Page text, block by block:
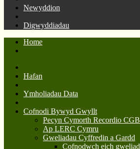
Newyddion
Digwyddiadau
Home
Hafan
Ymholiadau Data
Cofnodi Bywyd Gwyllt
Pecyn Cymorth Recordio
Ap LERC Cymru
Gweliadau Cyffredin a Gardd
Cofnodwch eich